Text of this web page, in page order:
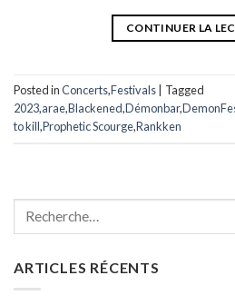
CONTINUER LA
Posted inConcerts,Festivals
Tagged
2023,arae,Blackened,Démonbar,
to kill,Prophetic Scourge,Rankken
ARTICLES RÉCENTS